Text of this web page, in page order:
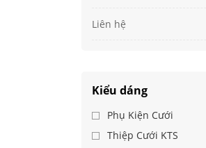
Liên hệ
Kiểu dáng
Phụ Kiện Cưới
Thiệp Cưới KTS